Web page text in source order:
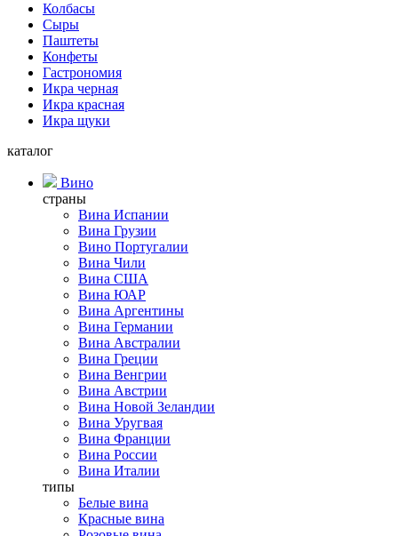
Колбасы
Сыры
Паштеты
Конфеты
Гастрономия
Икра черная
Икра красная
Икра щуки
каталог
Вино
страны
Вина Испании
Вина Грузии
Вино Португалии
Вина Чили
Вина США
Вина ЮАР
Вина Аргентины
Вина Германии
Вина Австралии
Вина Греции
Вина Венгрии
Вина Австрии
Вина Новой Зеландии
Вина Уругвая
Вина Франции
Вина России
Вина Италии
типы
Белые вина
Красные вина